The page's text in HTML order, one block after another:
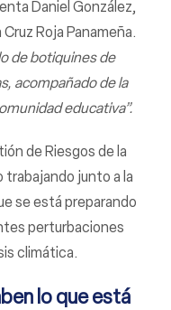
Daniel González,
Roja Panameña.
de botiquines de
acompañado de la
educativa”.
de Riesgos de la
trabajando junto a la
se está preparando
perturbaciones
climática.
lo que está